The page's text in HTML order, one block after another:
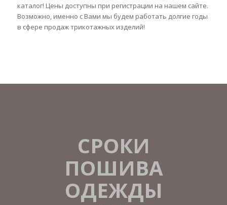
каталог! Цены доступны при регистрации на нашем сайте.
Возможно, именно с Вами мы будем работать долгие годы
в сфере продаж трикотажных изделий!
СРОКИ
ПОШИВА
ОДЕЖДЫ